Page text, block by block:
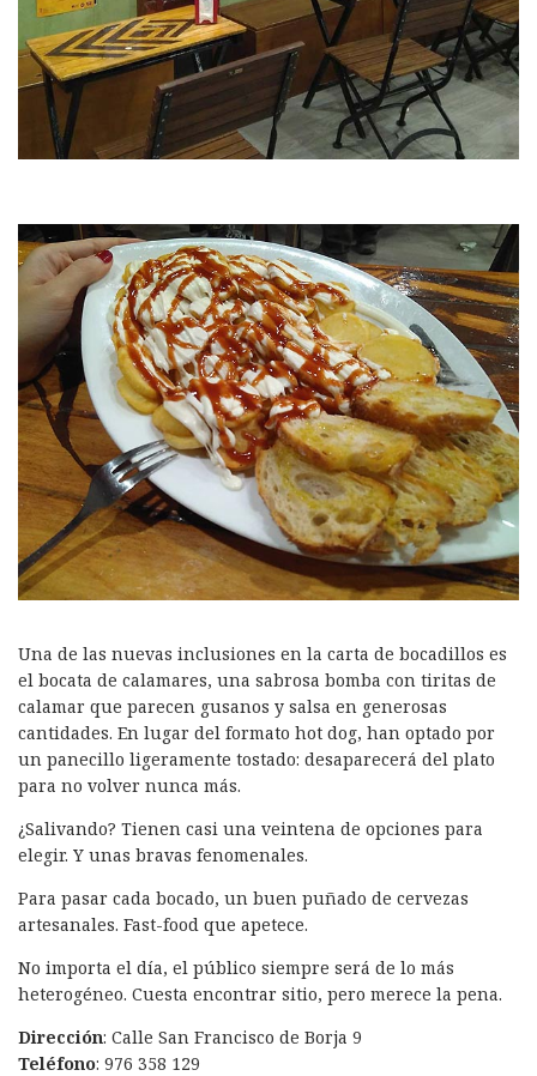
Una de las nuevas inclusiones en la carta de bocadillos es
el bocata de calamares, una sabrosa bomba con tiritas de
calamar que parecen gusanos y salsa en generosas
cantidades. En lugar del formato hot dog, han optado por
un panecillo ligeramente tostado: desaparecerá del plato
para no volver nunca más.
¿Salivando? Tienen casi una veintena de opciones para
elegir. Y unas bravas fenomenales.
Para pasar cada bocado, un buen puñado de cervezas
artesanales. Fast-food que apetece.
No importa el día, el público siempre será de lo más
heterogéneo. Cuesta encontrar sitio, pero merece la pena.
Dirección: Calle San Francisco de Borja 9
Teléfono: 976 358 129